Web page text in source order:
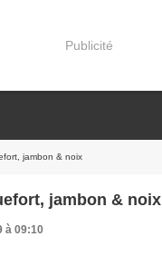
Publicité
jambon & noix
jambon & noix
à 09:10